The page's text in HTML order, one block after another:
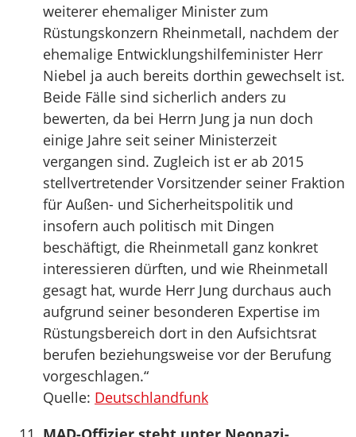
weiterer ehemaliger Minister zum
Rüstungskonzern Rheinmetall, nachdem der
ehemalige Entwicklungshilfeminister Herr
Niebel ja auch bereits dorthin gewechselt ist.
Beide Fälle sind sicherlich anders zu
bewerten, da bei Herrn Jung ja nun doch
einige Jahre seit seiner Ministerzeit
vergangen sind. Zugleich ist er ab 2015
stellvertretender Vorsitzender seiner Fraktion
für Außen- und Sicherheitspolitik und
insofern auch politisch mit Dingen
beschäftigt, die Rheinmetall ganz konkret
interessieren dürften, und wie Rheinmetall
gesagt hat, wurde Herr Jung durchaus auch
aufgrund seiner besonderen Expertise im
Rüstungsbereich dort in den Aufsichtsrat
berufen beziehungsweise vor der Berufung
vorgeschlagen.“
Quelle: Deutschlandfunk